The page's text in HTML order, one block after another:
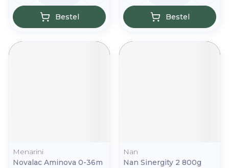
Bestel Bestel
Menarini
Novalac Aminova 0-36m
Nan
Nan Sinergity 2 800g